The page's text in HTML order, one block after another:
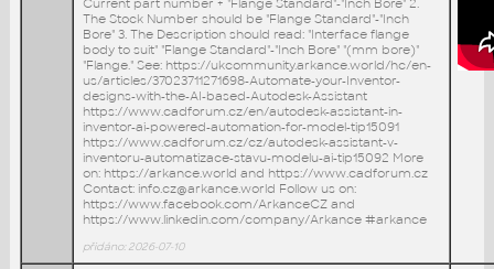
The Stock Number should be "Flange Standard"-"Inch
Bore" 3. The Description should read: "Interface flange
body to suit" "Flange Standard"-"Inch Bore" "(mm bore)"
"Flange." See: https://ukcommunity.arkance.world/hc/en-
us/articles/37023711271698-Automate-your-Inventor-
designs-with-the-AI-based-Autodesk-Assistant
https://www.cadforum.cz/en/autodesk-assistant-in-
inventor-ai-powered-automation-for-model-tip15091
https://www.cadforum.cz/cz/autodesk-assistant-v-
inventoru-automatizace-stavu-modelu-ai-tip15092 More
on: https://arkance.world and https://www.cadforum.cz
Contact: info.cz@arkance.world Follow us on:
https://www.facebook.com/ArkanceCZ and
https://www.linkedin.com/company/Arkance #arkance
přidáno: 2026-07-10